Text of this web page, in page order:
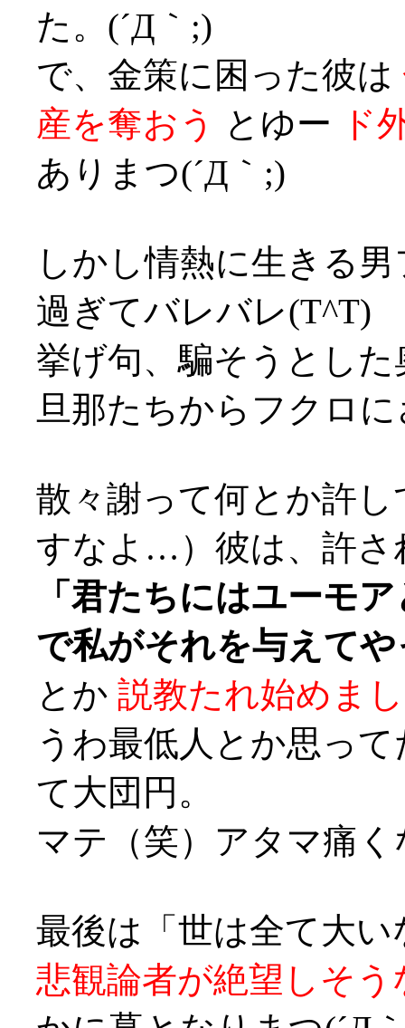
た。(´Д｀;)
で、金策に困った彼は
産を奪おう
とゆー
ド
ありまつ(´Д｀;)
しかし情熱に生きる
過ぎてバレバレ(T^T)
挙げ句、騙そうとし
旦那たちからフクロ
散々謝って何とか許
すなよ…）彼は、許さ
「君たちにはユーモ
で私がそれを与えて
とか 説教たれ始めま
うわ最低人とか思っ
て大団円。
マテ（笑）アタマ痛
最後は「世は全て大
悲観論者が絶望しそう